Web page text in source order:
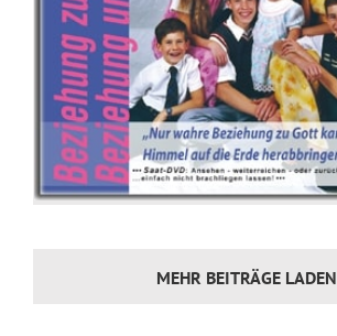
MEHR BEITRÄGE LADEN